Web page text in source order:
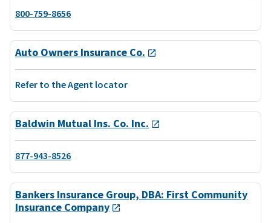
800-759-8656
Auto Owners Insurance Co.
Refer to the Agent locator
Baldwin Mutual Ins. Co. Inc.
877-943-8526
Bankers Insurance Group, DBA: First Community
Insurance Company